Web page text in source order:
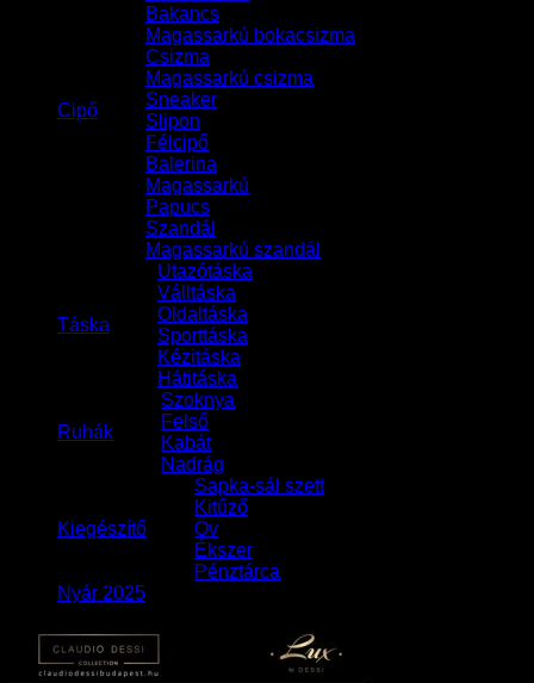
Cipő
Bakancs
Magassarkú bokacsizma
Csizma
Magassarkú csizma
Sneaker
Slipon
Félcipő
Balerina
Magassarkú
Papucs
Szandál
Magassarkú szandál
Táska
Utazótáska
Válltáska
Oldaltáska
Sporttáska
Kézitáska
Hátitáska
Ruhák
Szoknya
Felső
Kabát
Nadrág
Kiegészítő
Sapka-sál szett
Kitűző
Öv
Ékszer
Pénztárca
Nyár 2025